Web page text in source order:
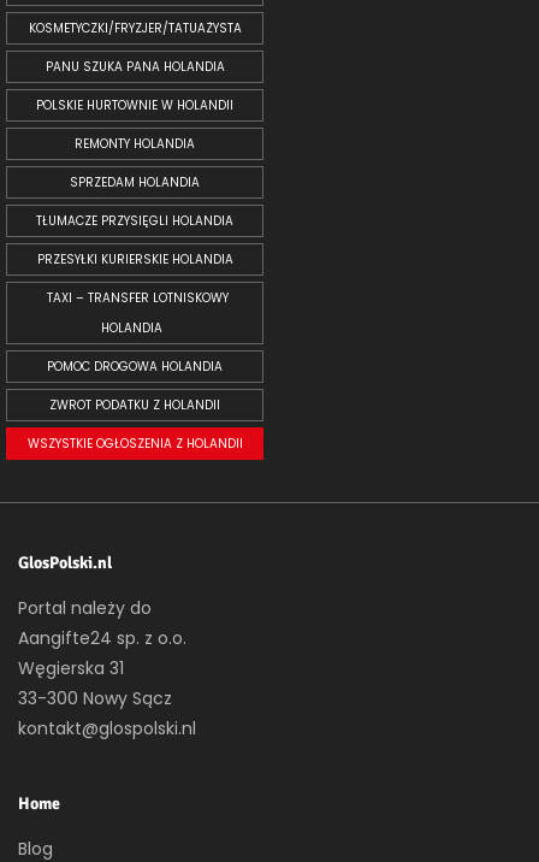
KOSMETYCZKI/FRYZJER/TATUAŻYSTA
PANU SZUKA PANA HOLANDIA
POLSKIE HURTOWNIE W HOLANDII
REMONTY HOLANDIA
SPRZEDAM HOLANDIA
TŁUMACZE PRZYSIĘGLI HOLANDIA
PRZESYŁKI KURIERSKIE HOLANDIA
TAXI – TRANSFER LOTNISKOWY
HOLANDIA
POMOC DROGOWA HOLANDIA
ZWROT PODATKU Z HOLANDII
WSZYSTKIE OGŁOSZENIA Z HOLANDII
GlosPolski.nl
Portal należy do
Aangifte24 sp. z o.o.
Węgierska 31
33-300 Nowy Sącz
kontakt@glospolski.nl
Home
Blog